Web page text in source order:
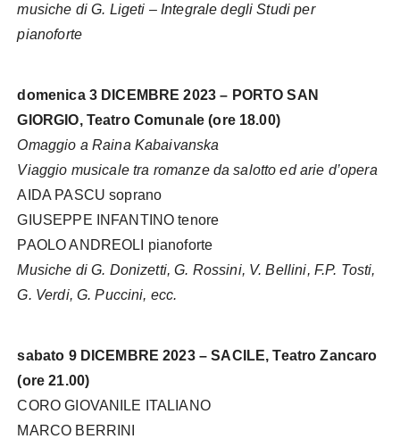
musiche di G. Ligeti – Integrale degli Studi per
pianoforte
domenica 3 DICEMBRE 2023 – PORTO SAN
GIORGIO, Teatro Comunale (ore 18.00)
Omaggio a Raina Kabaivanska
Viaggio musicale tra romanze da salotto ed arie d’opera
AIDA PASCU soprano
GIUSEPPE INFANTINO tenore
PAOLO ANDREOLI pianoforte
Musiche di G. Donizetti, G. Rossini, V. Bellini, F.P. Tosti,
G. Verdi, G. Puccini, ecc.
sabato 9 DICEMBRE 2023 – SACILE, Teatro Zancaro
(ore 21.00)
CORO GIOVANILE ITALIANO
MARCO BERRINI